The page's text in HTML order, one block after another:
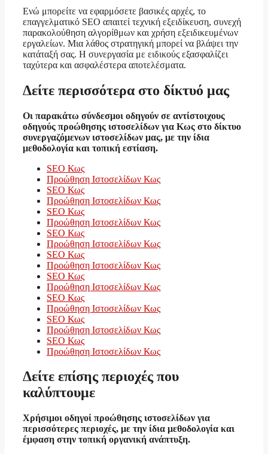
Ενώ μπορείτε να εφαρμόσετε βασικές αρχές, το
επαγγελματικό SEO απαιτεί τεχνική εξειδίκευση, συνεχή
παρακολούθηση αλγορίθμων και χρήση εξειδικευμένων
εργαλείων. Μια λάθος στρατηγική μπορεί να βλάψει την
κατάταξή σας. Η συνεργασία με ειδικούς εξασφαλίζει
ταχύτερα και ασφαλέστερα αποτελέσματα.
Δείτε περισσότερα στο δίκτυό μας
Οι παρακάτω σύνδεσμοι οδηγούν σε αντίστοιχους
οδηγούς προώθησης ιστοσελίδων για Κως στο δίκτυο
συνεργαζόμενων ιστοσελίδων μας, με την ίδια
μεθοδολογία και τοπική εστίαση.
SEO Κως
Προώθηση Ιστοσελίδων Κως
SEO Κως
Προώθηση Ιστοσελίδων Κως
SEO Κως
Προώθηση Ιστοσελίδων Κως
SEO Κως
Προώθηση Ιστοσελίδων Κως
SEO Κως
Προώθηση Ιστοσελίδων Κως
SEO Κως
Προώθηση Ιστοσελίδων Κως
SEO Κως
Προώθηση Ιστοσελίδων Κως
SEO Κως
Προώθηση Ιστοσελίδων Κως
SEO Κως
Προώθηση Ιστοσελίδων Κως
Δείτε επίσης περιοχές που
καλύπτουμε
Χρήσιμοι οδηγοί προώθησης ιστοσελίδων για
περισσότερες περιοχές, με την ίδια μεθοδολογία και
έμφαση στην τοπική οργανική ανάπτυξη.